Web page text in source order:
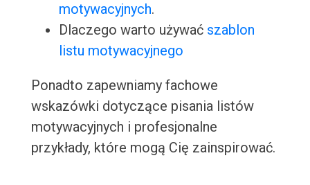
motywacyjnych.
Dlaczego warto używać szablon
listu motywacyjnego
Ponadto zapewniamy fachowe
wskazówki dotyczące pisania listów
motywacyjnych i profesjonalne
przykłady, które mogą Cię zainspirować.